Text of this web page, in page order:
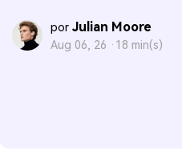
por Julian Moore
Aug 06, 26 · 18 min(s)